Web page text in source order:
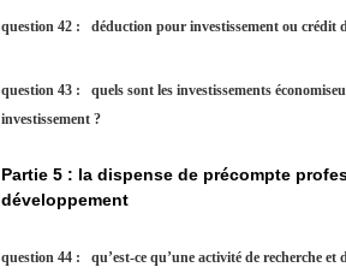
question 42 : déduction pour investissement ou crédit
question 43 : quels sont les investissements
investissement ?
Partie 5 : la dispense de précompte
développement
question 44 : qu’est-ce qu’une activité de recherche et